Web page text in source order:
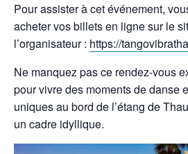
Pour assister à cet événement,
acheter vos billets en ligne sur le
l’organisateur : https://
Ne manquez pas ce rendez-vous
pour vivre des moments de danse
uniques au bord de l’étang de
un cadre idyllique.